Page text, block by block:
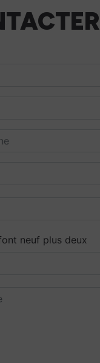
neuf plus deux